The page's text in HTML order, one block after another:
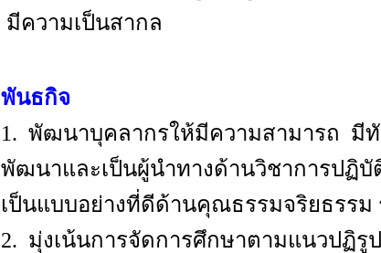
มีความเป็นสากล
พันธกิจ
1. พัฒนาบุคลากรให้มีความสามารถ มี
พัฒนาและเป็นผู้นำทางด้านวิชาการปฏิบั
เป็นแบบอย่างที่ดีด้านคุณธรรมจริยธรร
2. มุ่งเน้นการจัดการศึกษาตามแนวปฏิ